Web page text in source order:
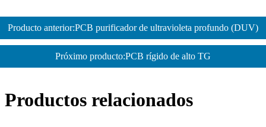
Producto anterior:PCB purificador de ultravioleta profundo (DUV)
Próximo producto:PCB rígido de alto TG
Productos relacionados